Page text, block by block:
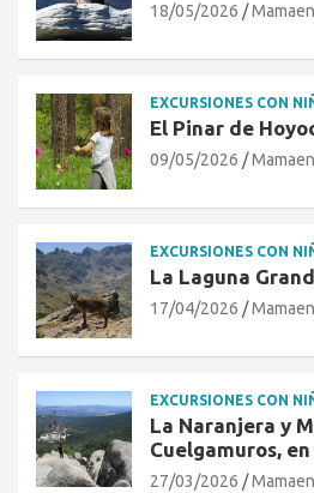
18/05/2026
EXCURSIONES CON
El Pinar de
09/05/2026
EXCURSIONES CON
La Laguna
17/04/2026
EXCURSIONES CON
La Naranjera y
Cuelgamuros,
27/03/2026